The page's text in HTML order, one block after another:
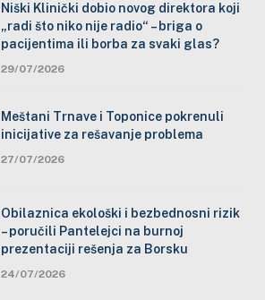
Niški Klinički dobio novog direktora koji
„radi što niko nije radio“ – briga o
pacijentima ili borba za svaki glas?
29/07/2026
Meštani Trnave i Toponice pokrenuli
inicijative za rešavanje problema
27/07/2026
Obilaznica ekološki i bezbednosni rizik
– poručili Pantelejci na burnoj
prezentaciji rešenja za Borsku
24/07/2026